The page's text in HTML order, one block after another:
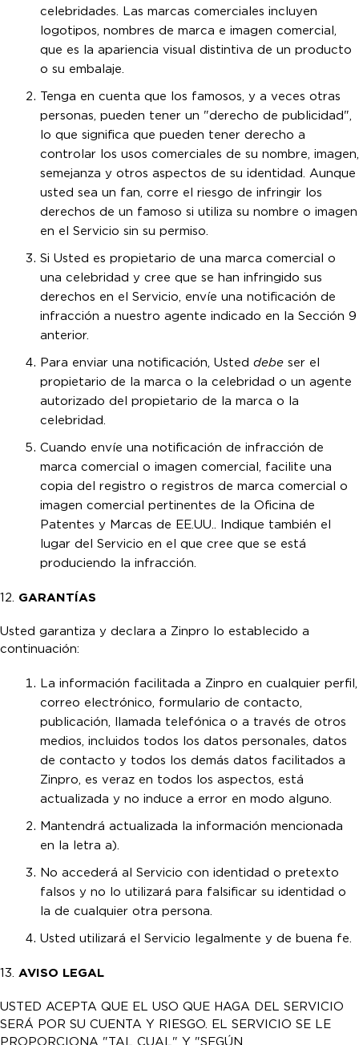
celebridades. Las marcas comerciales incluyen
logotipos, nombres de marca e imagen comercial,
que es la apariencia visual distintiva de un producto
o su embalaje.
Tenga en cuenta que los famosos, y a veces otras
personas, pueden tener un "derecho de publicidad",
lo que significa que pueden tener derecho a
controlar los usos comerciales de su nombre, imagen,
semejanza y otros aspectos de su identidad. Aunque
usted sea un fan, corre el riesgo de infringir los
derechos de un famoso si utiliza su nombre o imagen
en el Servicio sin su permiso.
Si Usted es propietario de una marca comercial o
una celebridad y cree que se han infringido sus
derechos en el Servicio, envíe una notificación de
infracción a nuestro agente indicado en la Sección 9
anterior.
Para enviar una notificación, Usted debe ser el
propietario de la marca o la celebridad o un agente
autorizado del propietario de la marca o la
celebridad.
Cuando envíe una notificación de infracción de
marca comercial o imagen comercial, facilite una
copia del registro o registros de marca comercial o
imagen comercial pertinentes de la Oficina de
Patentes y Marcas de EE.UU.. Indique también el
lugar del Servicio en el que cree que se está
produciendo la infracción.
12. GARANTÍAS
Usted garantiza y declara a Zinpro lo establecido a
continuación:
La información facilitada a Zinpro en cualquier perfil,
correo electrónico, formulario de contacto,
publicación, llamada telefónica o a través de otros
medios, incluidos todos los datos personales, datos
de contacto y todos los demás datos facilitados a
Zinpro, es veraz en todos los aspectos, está
actualizada y no induce a error en modo alguno.
Mantendrá actualizada la información mencionada
en la letra a).
No accederá al Servicio con identidad o pretexto
falsos y no lo utilizará para falsificar su identidad o
la de cualquier otra persona.
Usted utilizará el Servicio legalmente y de buena fe.
13. AVISO LEGAL
USTED ACEPTA QUE EL USO QUE HAGA DEL SERVICIO
SERÁ POR SU CUENTA Y RIESGO. EL SERVICIO SE LE
PROPORCIONA "TAL CUAL" Y "SEGÚN